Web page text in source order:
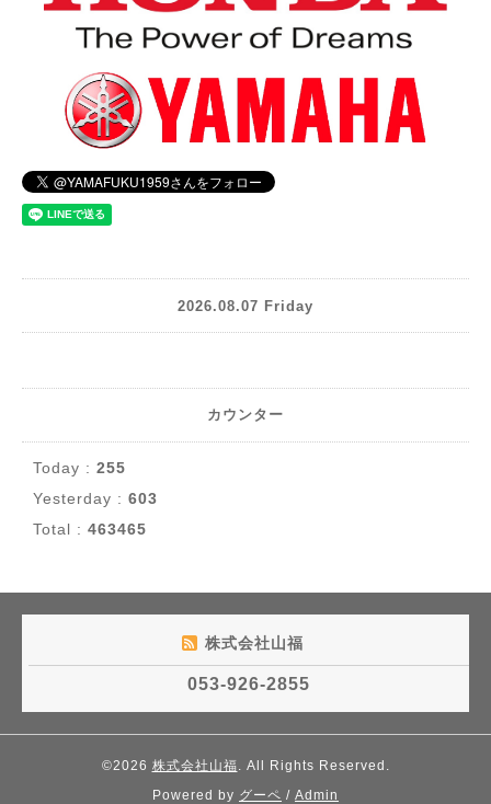
2026.08.07 Friday
カウンター
Today : 255
Yesterday : 603
Total : 463465
株式会社山福
053-926-2855
©2026 株式会社山福. All Rights Reserved.
Powered by グーペ / Admin